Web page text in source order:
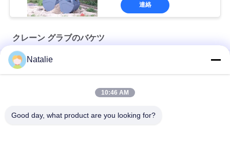
連絡
クレーン グラブのバケツ
8m3 ワイヤレス遠隔制御バルクグラブ
Natalie
10:46 AM
Good day, what product are you looking for?